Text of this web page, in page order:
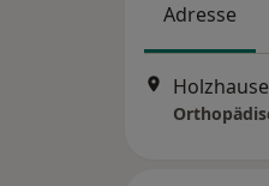
Adresse